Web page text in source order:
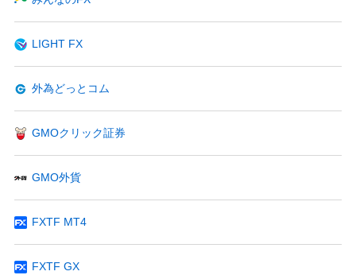
LIGHT FX
外為どっとコム
GMOクリック証券
GMO外貨
FXTF MT4
FXTF GX